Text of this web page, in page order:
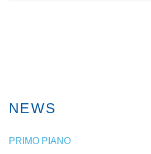
NEWS
PRIMO PIANO